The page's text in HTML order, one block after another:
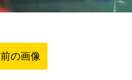
前の画像